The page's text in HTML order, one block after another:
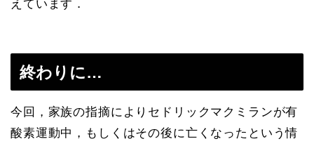
えています．
終わりに…
今回，家族の指摘によりセドリックマクミランが有
酸素運動中，もしくはその後に亡くなったという情